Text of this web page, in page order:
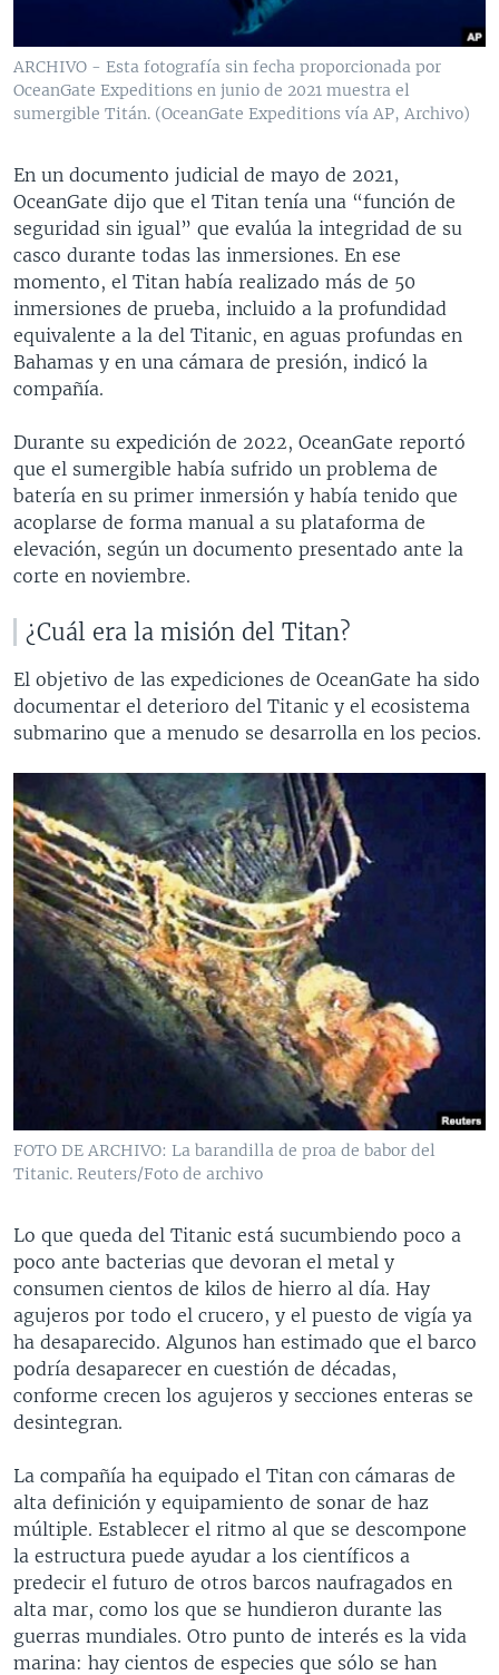
ARCHIVO - Esta fotografía sin fecha proporcionada por
OceanGate Expeditions en junio de 2021 muestra el
sumergible Titán. (OceanGate Expeditions vía AP, Archivo)
En un documento judicial de mayo de 2021,
OceanGate dijo que el Titan tenía una “función de
seguridad sin igual” que evalúa la integridad de su
casco durante todas las inmersiones. En ese
momento, el Titan había realizado más de 50
inmersiones de prueba, incluido a la profundidad
equivalente a la del Titanic, en aguas profundas en
Bahamas y en una cámara de presión, indicó la
compañía.
Durante su expedición de 2022, OceanGate reportó
que el sumergible había sufrido un problema de
batería en su primer inmersión y había tenido que
acoplarse de forma manual a su plataforma de
elevación, según un documento presentado ante la
corte en noviembre.
¿Cuál era la misión del Titan?
El objetivo de las expediciones de OceanGate ha sido
documentar el deterioro del Titanic y el ecosistema
submarino que a menudo se desarrolla en los pecios.
FOTO DE ARCHIVO: La barandilla de proa de babor del
Titanic. Reuters/Foto de archivo
Lo que queda del Titanic está sucumbiendo poco a
poco ante bacterias que devoran el metal y
consumen cientos de kilos de hierro al día. Hay
agujeros por todo el crucero, y el puesto de vigía ya
ha desaparecido. Algunos han estimado que el barco
podría desaparecer en cuestión de décadas,
conforme crecen los agujeros y secciones enteras se
desintegran.
La compañía ha equipado el Titan con cámaras de
alta definición y equipamiento de sonar de haz
múltiple. Establecer el ritmo al que se descompone
la estructura puede ayudar a los científicos a
predecir el futuro de otros barcos naufragados en
alta mar, como los que se hundieron durante las
guerras mundiales. Otro punto de interés es la vida
marina: hay cientos de especies que sólo se han